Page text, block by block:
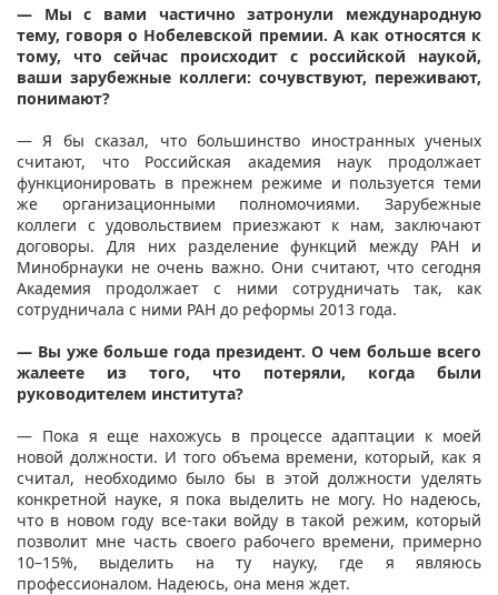
— Мы с вами частично затронули международную
тему, говоря о Нобелевской премии. А как относятся к
тому, что сейчас происходит с российской наукой,
ваши зарубежные коллеги: сочувствуют, переживают,
понимают?
— Я бы сказал, что большинство иностранных ученых
считают, что Российская академия наук продолжает
функционировать в прежнем режиме и пользуется теми
же организационными полномочиями. Зарубежные
коллеги с удовольствием приезжают к нам, заключают
договоры. Для них разделение функций между РАН и
Минобрнауки не очень важно. Они считают, что сегодня
Академия продолжает с ними сотрудничать так, как
сотрудничала с ними РАН до реформы 2013 года.
— Вы уже больше года президент. О чем больше всего
жалеете из того, что потеряли, когда были
руководителем института?
— Пока я еще нахожусь в процессе адаптации к моей
новой должности. И того объема времени, который, как я
считал, необходимо было бы в этой должности уделять
конкретной науке, я пока выделить не могу. Но надеюсь,
что в новом году все-таки войду в такой режим, который
позволит мне часть своего рабочего времени, примерно
10–15%, выделить на ту науку, где я являюсь
профессионалом. Надеюсь, она меня ждет.